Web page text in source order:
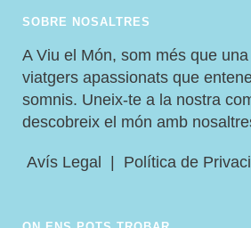
SOBRE NOSALTRES
A Viu el Món, som més que
viatgers apassionats que
somnis. Uneix-te a la nostra
descobreix el món amb
Avís Legal Política de